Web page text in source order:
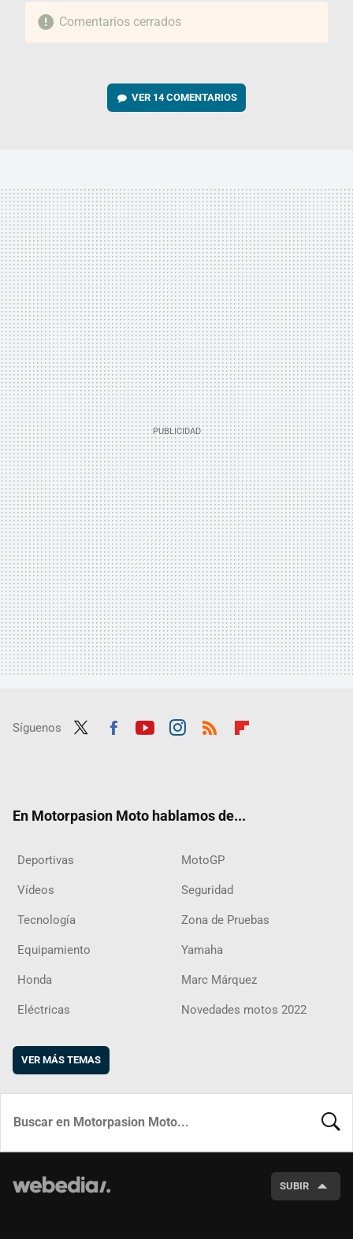
Comentarios cerrados
VER 14 COMENTARIOS
Síguenos
En Motorpasion Moto hablamos de...
Deportivas MotoGP
Vídeos Seguridad
Tecnología Zona de Pruebas
Equipamiento Yamaha
Honda Marc Márquez
Eléctricas Novedades motos 2022
VER MÁS TEMAS
SUBIR